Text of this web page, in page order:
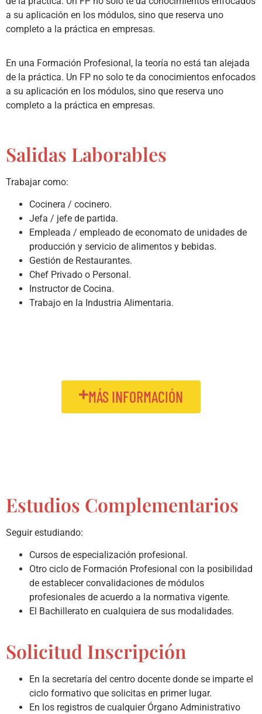
a su aplicación en los módulos, sino que reserva uno
completo a la práctica en empresas.
En una Formación Profesional, la teoría no está tan alejada
de la práctica. Un FP no solo te da conocimientos enfocados
a su aplicación en los módulos, sino que reserva uno
completo a la práctica en empresas.
Salidas Laborables
Trabajar como:
Cocinera / cocinero.
Jefa / jefe de partida.
Empleada / empleado de economato de unidades de
producción y servicio de alimentos y bebidas.
Gestión de Restaurantes.
Chef Privado o Personal.
Instructor de Cocina.
Trabajo en la Industria Alimentaria.
MÁS INFORMACIÓN
Estudios Complementarios
Seguir estudiando:
Cursos de especialización profesional.
Otro ciclo de Formación Profesional con la posibilidad
de establecer convalidaciones de módulos
profesionales de acuerdo a la normativa vigente.
El Bachillerato en cualquiera de sus modalidades.
Solicitud Inscripción
En la secretaría del centro docente donde se imparte el
ciclo formativo que solicitas en primer lugar.
En los registros de cualquier Órgano Administrativo